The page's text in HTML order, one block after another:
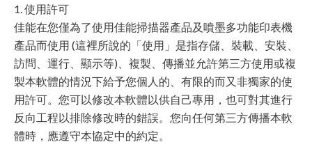
1. 使用許可
佳能在您僅為了使用佳能掃描器產品及噴墨多功能印表機
產品而使用 (這裡所說的「使用」是指存儲、裝載、安裝、
訪問、運行、顯示等)、複製、傳播並允許第三方使用或複
製本軟體的情況下給予您個人的、有限的而又非獨家的使
用許可。您可以修改本軟體以供自己專用，也可對其進行
反向工程以排除修改時的錯誤。您向任何第三方傳播本軟
體時，應遵守本協定中的約定。